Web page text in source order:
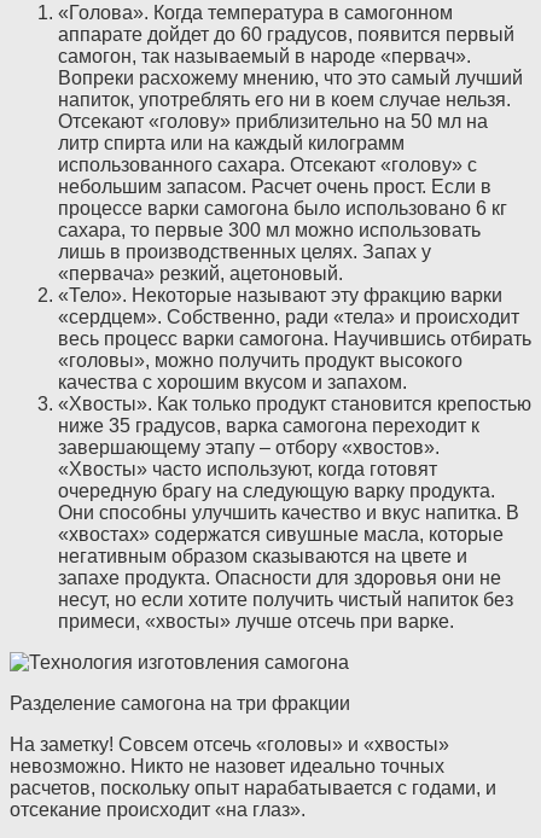
«Голова». Когда температура в самогонном
аппарате дойдет до 60 градусов, появится первый
самогон, так называемый в народе «первач».
Вопреки расхожему мнению, что это самый лучший
напиток, употреблять его ни в коем случае нельзя.
Отсекают «голову» приблизительно на 50 мл на
литр спирта или на каждый килограмм
использованного сахара. Отсекают «голову» с
небольшим запасом. Расчет очень прост. Если в
процессе варки самогона было использовано 6 кг
сахара, то первые 300 мл можно использовать
лишь в производственных целях. Запах у
«первача» резкий, ацетоновый.
«Тело». Некоторые называют эту фракцию варки
«сердцем». Собственно, ради «тела» и происходит
весь процесс варки самогона. Научившись отбирать
«головы», можно получить продукт высокого
качества с хорошим вкусом и запахом.
«Хвосты». Как только продукт становится крепостью
ниже 35 градусов, варка самогона переходит к
завершающему этапу – отбору «хвостов».
«Хвосты» часто используют, когда готовят
очередную брагу на следующую варку продукта.
Они способны улучшить качество и вкус напитка. В
«хвостах» содержатся сивушные масла, которые
негативным образом сказываются на цвете и
запахе продукта. Опасности для здоровья они не
несут, но если хотите получить чистый напиток без
примеси, «хвосты» лучше отсечь при варке.
Разделение самогона на три фракции
На заметку! Совсем отсечь «головы» и «хвосты»
невозможно. Никто не назовет идеально точных
расчетов, поскольку опыт нарабатывается с годами, и
отсекание происходит «на глаз».